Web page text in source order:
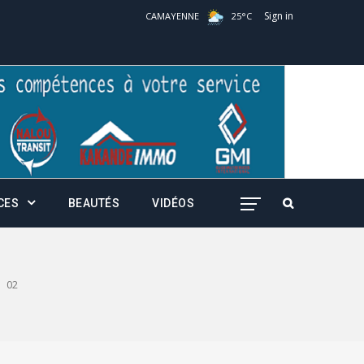
CAMAYENNE 25°C Sign in
BEAUTÉS VIDÉOS
02